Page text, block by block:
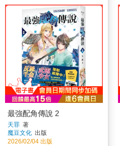
最強配角傳說 2
天罪 著
魔豆文化 出版
2026/02/04 出版